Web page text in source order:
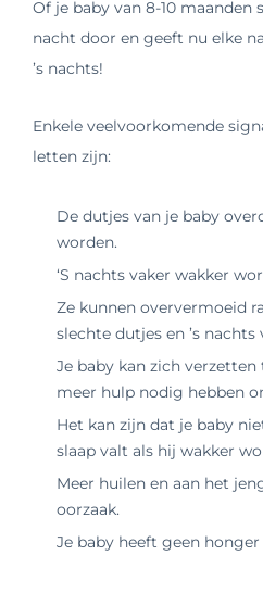
Of je baby van 8-10 maanden
nacht door en geeft nu elke
’s nachts!
Enkele veelvoorkomende
letten zijn:
De dutjes van je baby
worden.
‘S nachts vaker wakker
Ze kunnen oververmoeid
slechte dutjes en ’s
Je baby kan zich
meer hulp nodig hebben
Het kan zijn dat je baby
slaap valt als hij wakker
Meer huilen en aan het
oorzaak.
Je baby heeft geen